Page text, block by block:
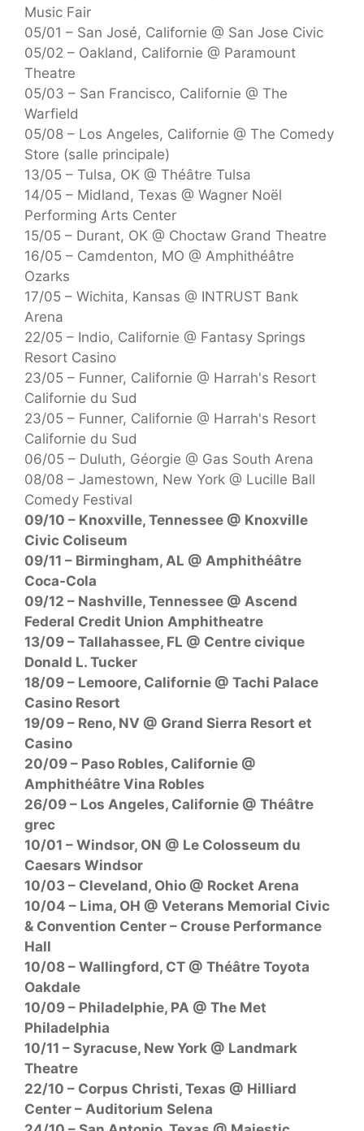
Music Fair
05/01 – San José, Californie @ San Jose Civic
05/02 – Oakland, Californie @ Paramount
Theatre
05/03 – San Francisco, Californie @ The
Warfield
05/08 – Los Angeles, Californie @ The Comedy
Store (salle principale)
13/05 – Tulsa, OK @ Théâtre Tulsa
14/05 – Midland, Texas @ Wagner Noël
Performing Arts Center
15/05 – Durant, OK @ Choctaw Grand Theatre
16/05 – Camdenton, MO @ Amphithéâtre
Ozarks
17/05 – Wichita, Kansas @ INTRUST Bank
Arena
22/05 – Indio, Californie @ Fantasy Springs
Resort Casino
23/05 – Funner, Californie @ Harrah's Resort
Californie du Sud
23/05 – Funner, Californie @ Harrah's Resort
Californie du Sud
06/05 – Duluth, Géorgie @ Gas South Arena
08/08 – Jamestown, New York @ Lucille Ball
Comedy Festival
09/10 – Knoxville, Tennessee @ Knoxville
Civic Coliseum
09/11 – Birmingham, AL @ Amphithéâtre
Coca-Cola
09/12 – Nashville, Tennessee @ Ascend
Federal Credit Union Amphitheatre
13/09 – Tallahassee, FL @ Centre civique
Donald L. Tucker
18/09 – Lemoore, Californie @ Tachi Palace
Casino Resort
19/09 – Reno, NV @ Grand Sierra Resort et
Casino
20/09 – Paso Robles, Californie @
Amphithéâtre Vina Robles
26/09 – Los Angeles, Californie @ Théâtre
grec
10/01 – Windsor, ON @ Le Colosseum du
Caesars Windsor
10/03 – Cleveland, Ohio @ Rocket Arena
10/04 – Lima, OH @ Veterans Memorial Civic
& Convention Center – Crouse Performance
Hall
10/08 – Wallingford, CT @ Théâtre Toyota
Oakdale
10/09 – Philadelphie, PA @ The Met
Philadelphia
10/11 – Syracuse, New York @ Landmark
Theatre
22/10 – Corpus Christi, Texas @ Hilliard
Center – Auditorium Selena